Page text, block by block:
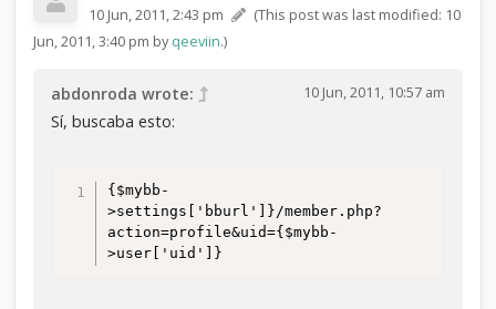
10 Jun, 2011, 2:43 pm
(This post was last modified: 10
Jun, 2011, 3:40 pm byqeeviin.)
10 Jun, 2011, 10:57 am
abdonroda wrote:
Sí, buscaba esto:
{$mybb-
>settings['bburl']}/member.php?
action=profile&uid={$mybb-
>user['uid']}